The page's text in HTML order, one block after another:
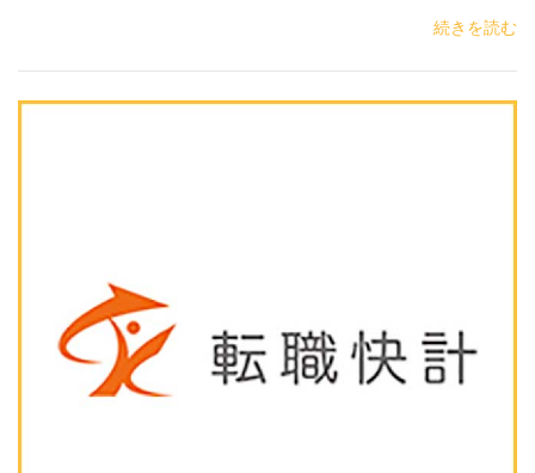
続きを読む